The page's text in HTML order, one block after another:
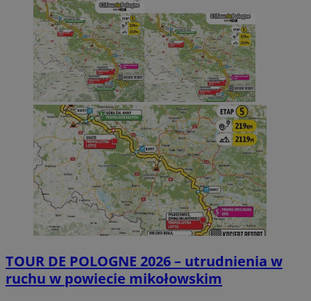
TOUR DE POLOGNE 2026 – utrudnienia w
ruchu w powiecie mikołowskim